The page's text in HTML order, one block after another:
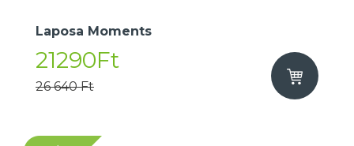
Laposa Moments
21290Ft
26 640 Ft